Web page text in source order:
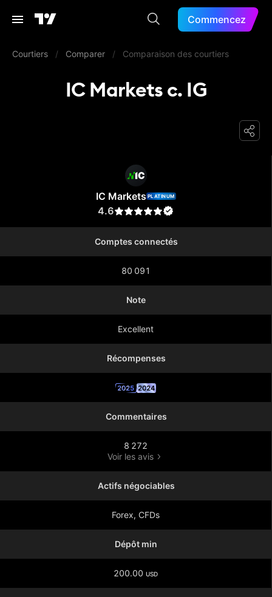
Commencez
Courtiers / Comparer / Comparaison des courtiers
IC Markets c. IG
IC Markets PLATINUM
4.6
Comptes connectés
80 091
Note
Excellent
Récompenses
2025 2024
Commentaires
8 272
Voir les avis
Actifs négociables
Forex, CFDs
Dépôt min
200.00 USD